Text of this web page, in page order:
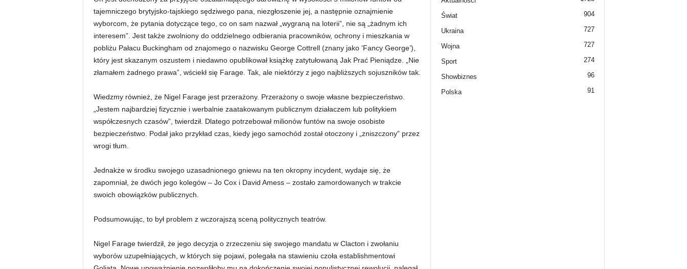
tajemniczego brytyjsko-tajskiego sędziwego pana, niezgłoszenie jej, a następnie oznajmienie
wyborcom, że pytania dotyczące tego, co on sam nazwał „wygraną na loterii”, nie są „żadnym ich
interesem”. Jest także zwolniony do oddzielnego odbierania pracowników, ochrony i mieszkania w
pobliżu Pałacu Buckingham od znajomego o nazwisku George Cottrell (znany jako 'Fancy George’),
który jest skazanym oszustem i niedawno opublikował książkę zatytułowaną Jak Prać Pieniądze. „Nie
złamałem żadnego prawa”, wściekł się Farage. Tak, ale niektórzy z jego najbliższych sojuszników tak.
Wiedzmy również, że Nigel Farage jest przerażony. Przerażony o swoje własne bezpieczeństwo.
„Jestem najbardziej fizycznie i werbalnie zaatakowanym publicznym działaczem lub politykiem
współczesnych czasów”, twierdził. Dlatego potrzebował milionów funtów na swoje osobiste
bezpieczeństwo. Podał jako przykład czas, kiedy jego samochód został otoczony i „zniszczony” przez
wrogi tłum.
Jednakże w środku swojego uzasadnionego gniewu na ten okropny incydent, wydaje się, że
zapomniał, że dwóch jego kolegów – Jo Cox i David Amess – zostało zamordowanych w trakcie
swoich obowiązków publicznych.
Podsumowując, to był problem z wczorajszą sceną politycznych teatrów.
Nigel Farage twierdził, że jego decyzja o zrzeczeniu się swojego mandatu w Clacton i zwołaniu
wyborów uzupełniających, w których się pojawi, polegała na stawieniu czoła establishmentowi
Świat 904
Ukraina 727
Wojna 727
Sport 274
Showbiznes 96
Polska 91